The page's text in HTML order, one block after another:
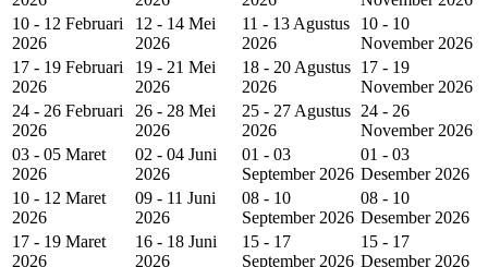
10 - 12 Februari
2026
12 - 14 Mei
2026
11 - 13 Agustus
2026
10 - 10
November 2026
17 - 19 Februari
2026
19 - 21 Mei
2026
18 - 20 Agustus
2026
17 - 19
November 2026
24 - 26 Februari
2026
26 - 28 Mei
2026
25 - 27 Agustus
2026
24 - 26
November 2026
03 - 05 Maret
2026
02 - 04 Juni
2026
01 - 03
September 2026
01 - 03
Desember 2026
10 - 12 Maret
2026
09 - 11 Juni
2026
08 - 10
September 2026
08 - 10
Desember 2026
17 - 19 Maret
2026
16 - 18 Juni
2026
15 - 17
September 2026
15 - 17
Desember 2026